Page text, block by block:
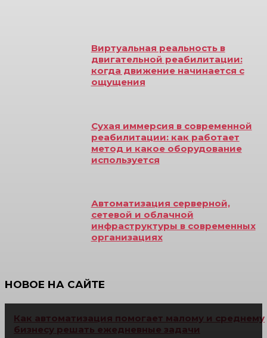
Виртуальная реальность в
двигательной реабилитации:
когда движение начинается с
ощущения
Сухая иммерсия в современной
реабилитации: как работает
метод и какое оборудование
используется
Автоматизация серверной,
сетевой и облачной
инфраструктуры в современных
организациях
НОВОЕ НА САЙТЕ
Как автоматизация помогает малому и среднему
бизнесу решать ежедневные задачи